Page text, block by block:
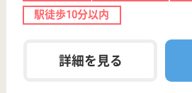
自己治癒力が高まる看護ケア
介護支援事業所,
訪問看護